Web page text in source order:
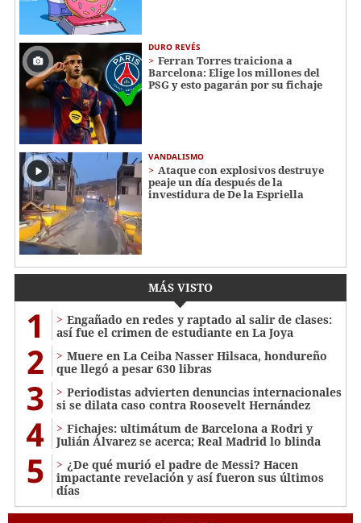
DURO REVÉS
Ferran Torres traiciona a
Barcelona: Elige los millones del
PSG y esto pagarán por su fichaje
VANDALISMO
Ataque con explosivos destruye
peaje un día después de la
investidura de De la Espriella
MÁS VISTO
1
Engañado en redes y raptado al salir de clases:
así fue el crimen de estudiante en La Joya
2
Muere en La Ceiba Nasser Hilsaca, hondureño
que llegó a pesar 630 libras
3
Periodistas advierten denuncias internacionales
si se dilata caso contra Roosevelt Hernández
4
Fichajes: ultimátum de Barcelona a Rodri y
Julián Álvarez se acerca; Real Madrid lo blinda
5
¿De qué murió el padre de Messi? Hacen
impactante revelación y así fueron sus últimos
días